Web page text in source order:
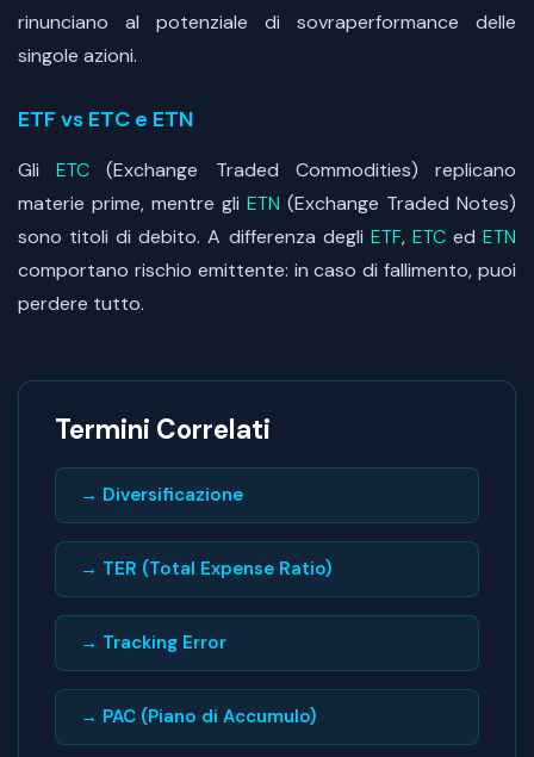
rinunciano al potenziale di sovraperformance delle
singole azioni.
ETF vs ETC e ETN
GliETC (Exchange Traded Commodities) replicano
materie prime, mentre gli ETN (Exchange Traded Notes)
sono titoli di debito. A differenza degli ETF, ETCedETN
comportano rischio emittente: in caso di fallimento, puoi
perdere tutto.
Termini Correlati
→ Diversificazione
→ TER (Total Expense Ratio)
→ Tracking Error
→ PAC (Piano di Accumulo)